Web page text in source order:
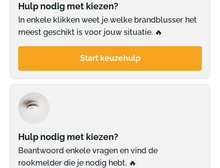
Hulp nodig met kiezen?
In enkele klikken weet je welke brandblusser het
meest geschikt is voor jouw situatie. 🔥
Start keuzehulp
Hulp nodig met kiezen?
Beantwoord enkele vragen en vind de
rookmelder die je nodig hebt. 🔥